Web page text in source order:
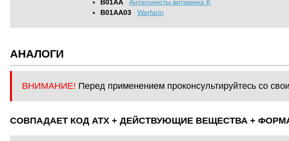
B01AA
Антагонисты витамина K
B01AA03
Warfarin
АНАЛОГИ
ВНИМАНИЕ! Перед применением проконсультируйтесь со
СОВПАДАЕТ КОД ATХ + ДЕЙСТВУЮЩИЕ ВЕЩЕСТВА +